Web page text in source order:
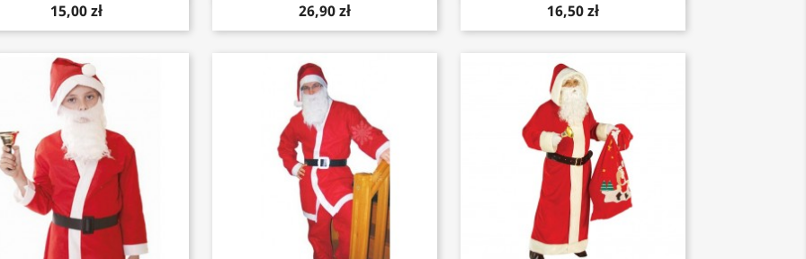
15,00 zł 26,90 zł 16,50 zł